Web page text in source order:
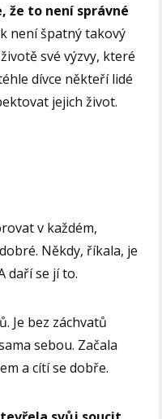
že to není správné
není špatný takový
své výzvy, které
dívce někteří lidé
jejich život.
v každém,
Někdy, říkala, je
daří se jí to.
Je bez záchvatů
sebou. Začala
a cítí se dobře.